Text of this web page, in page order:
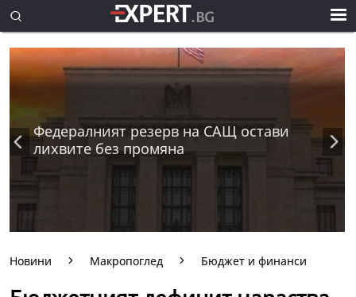
Федералният резерв на САЩ остави
лихвите без промяна
Новини Макропоглед Бюджет и финанси